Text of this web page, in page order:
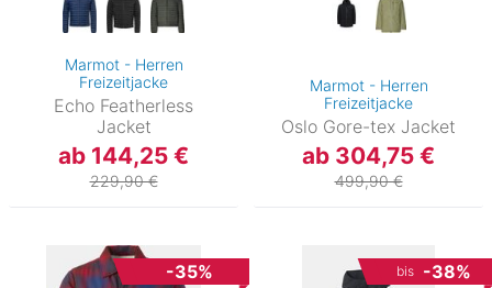
Marmot - Herren
Freizeitjacke
Echo Featherless
Jacket
ab 144,25 €
229,90 €
Marmot - Herren
Freizeitjacke
Oslo Gore-tex Jacket
ab 304,75 €
499,90 €
-35% bis -38%